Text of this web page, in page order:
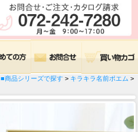
■商品シリーズで探す > キラキラ名前ポエム >